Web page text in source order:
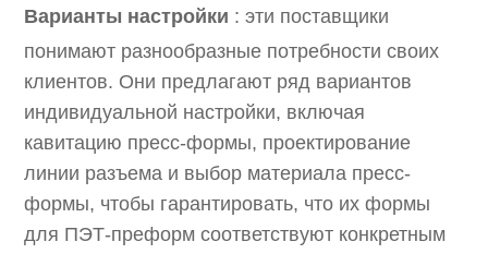
Варианты настройки : эти поставщики
понимают разнообразные потребности своих
клиентов. Они предлагают ряд вариантов
индивидуальной настройки, включая
кавитацию пресс-формы, проектирование
линии разъема и выбор материала пресс-
формы, чтобы гарантировать, что их формы
для ПЭТ-преформ соответствуют конкретным